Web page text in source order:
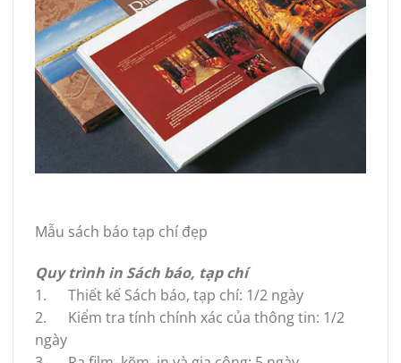
Mẫu sách báo tạp chí đẹp
Quy trình in Sách báo, tạp chí
1. Thiết kế Sách báo, tạp chí: 1/2 ngày
2. Kiểm tra tính chính xác của thông tin: 1/2
ngày